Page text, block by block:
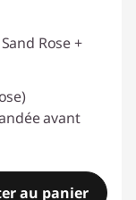
Rose +
avant
au panier